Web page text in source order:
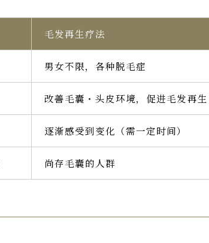
毛发再生疗法
男女不限，各种脱毛症
改善毛囊・头皮环境，促进毛发再生
逐渐感受到变化（需一定时间）
尚存毛囊的人群